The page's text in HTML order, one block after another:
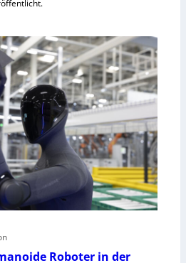
Roboter in der